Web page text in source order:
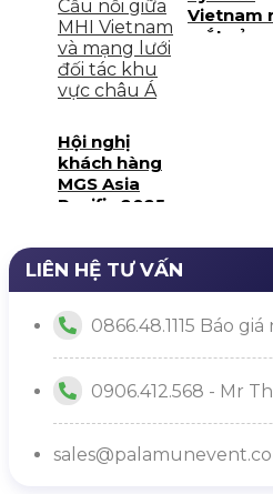
Hội nghị
khách hàng
MGS Asia
Pacific 2025:
nghiệm gắn
kết
Vietnam
mắt sản
LIÊN HỆ TƯ VẤN
0866.48.1115 Báo
0906.412.568 - Mr